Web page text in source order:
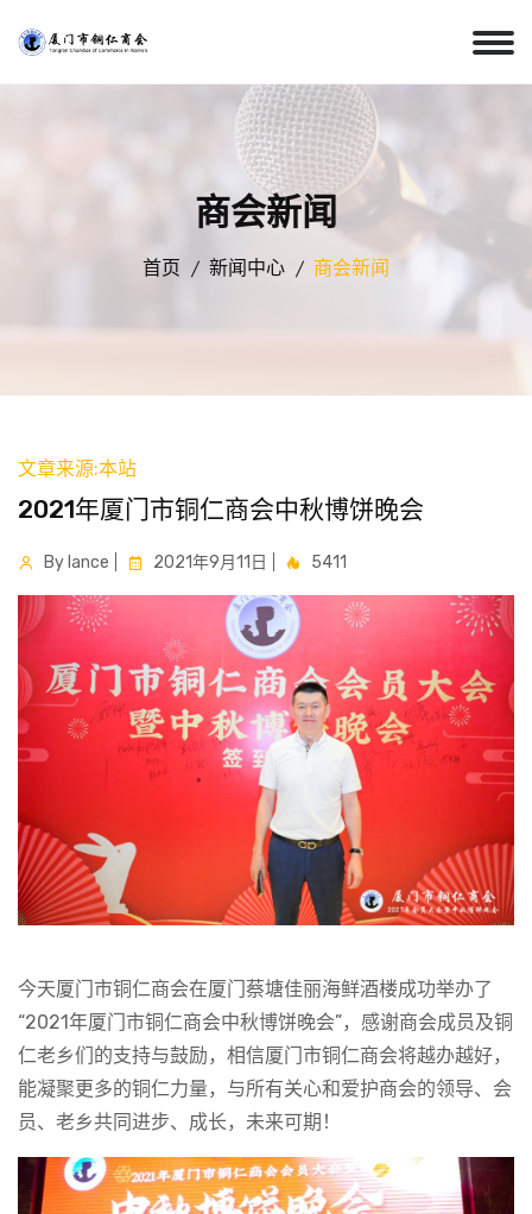
商会新闻
首页 新闻中心 商会新闻
文章来源:本站
2021年厦门市铜仁商会中秋博饼晚会
By lance 2021年9月11日 5411
今天厦门市铜仁商会在厦门蔡塘佳丽海鲜酒楼成功举办了
“2021年厦门市铜仁商会中秋博饼晚会”，感谢商会成员及铜
仁老乡们的支持与鼓励，相信厦门市铜仁商会将越办越好，
能凝聚更多的铜仁力量，与所有关心和爱护商会的领导、会
员、老乡共同进步、成长，未来可期！